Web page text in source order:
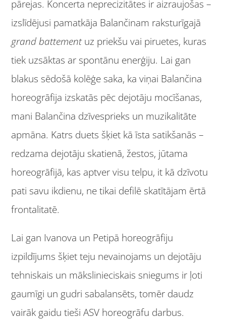
pārejas. Koncerta neprecizitātes ir aizraujošas –
izslīdējusi pamatkāja Balančinam raksturīgajā
grand battementuz priekšu vai piruetes, kuras
tiek uzsāktas ar spontānu enerģiju. Lai gan
blakus sēdošā kolēģe saka, ka viņai Balančina
horeogrāfija izskatās pēc dejotāju mocīšanas,
mani Balančina dzīvesprieks un muzikalitāte
apmāna. Katrs duets šķiet kā īsta satikšanās –
redzama dejotāju skatienā, žestos, jūtama
horeogrāfijā, kas aptver visu telpu, it kā dzīvotu
pati savu ikdienu, ne tikai defilē skatītājam ērtā
frontalitatē.
Lai gan Ivanova un Petipā horeogrāfiju
izpildījums šķiet teju nevainojams un dejotāju
tehniskais un mākslinieciskais sniegums ir ļoti
gaumīgi un gudri sabalansēts, tomēr daudz
vairāk gaidu tieši ASV horeogrāfu darbus.